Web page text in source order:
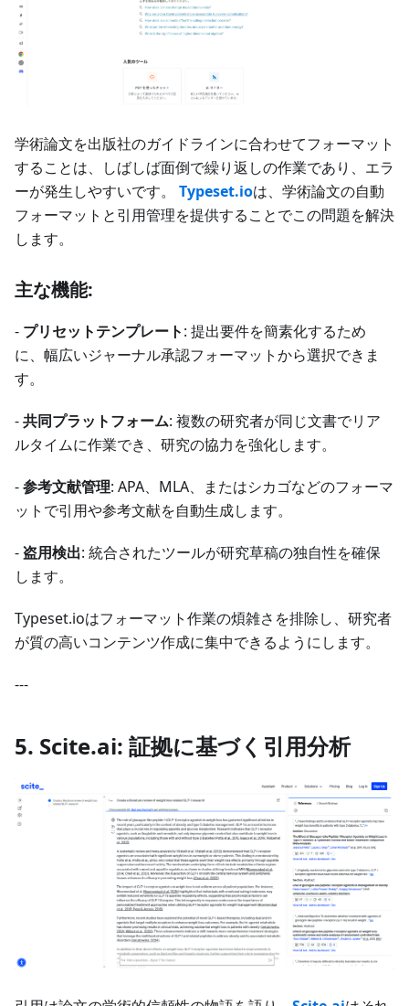
学術論文を出版社のガイドラインに合わせてフォーマット
することは、しばしば面倒で繰り返しの作業であり、エラ
ーが発生しやすいです。 Typeset.ioは、学術論文の自動
フォーマットと引用管理を提供することでこの問題を解決
します。
主な機能:
- プリセットテンプレート: 提出要件を簡素化するため
に、幅広いジャーナル承認フォーマットから選択できま
す。
-共同プラットフォーム: 複数の研究者が同じ文書でリア
ルタイムに作業でき、研究の協力を強化します。
-参考文献管理: APA、MLA、またはシカゴなどのフォーマ
ットで引用や参考文献を自動生成します。
-盗用検出: 統合されたツールが研究草稿の独自性を確保
します。
Typeset.ioはフォーマット作業の煩雑さを排除し、研究者
が質の高いコンテンツ作成に集中できるようにします。
---
5. Scite.ai: 証拠に基づく引用分析